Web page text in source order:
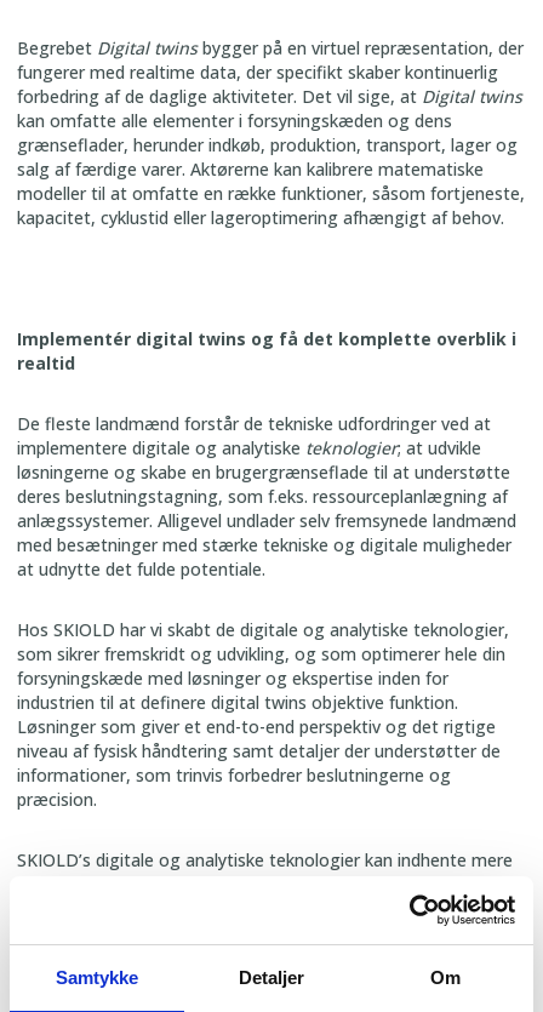
Samtykke Detaljer Om
Begrebet Digital twinsbygger på en virtuel repræsentation, der
fungerer med realtime data, der specifikt skaber kontinuerlig
forbedring af de daglige aktiviteter. Det vil sige, at Digital twins
kan omfatte alle elementer i forsyningskæden og dens
grænseflader, herunder indkøb, produktion, transport, lager og
salg af færdige varer. Aktørerne kan kalibrere matematiske
modeller til at omfatte en række funktioner, såsom fortjeneste,
kapacitet, cyklustid eller lageroptimering afhængigt af behov.
Implementér digital twins og få det komplette overblik i
realtid
De fleste landmænd forstår de tekniske udfordringer ved at
implementere digitale og analytiske teknologier; at udvikle
løsningerne og skabe en brugergrænseflade til at understøtte
deres beslutningstagning, som f.eks. ressourceplanlægning af
anlægssystemer. Alligevel undlader selv fremsynede landmænd
med besætninger med stærke tekniske og digitale muligheder
at udnytte det fulde potentiale.
Hos SKIOLD har vi skabt de digitale og analytiske teknologier,
som sikrer fremskridt og udvikling, og som optimerer hele din
forsyningskæde med løsninger og ekspertise inden for
industrien til at definere digital twins objektive funktion.
Løsninger som giver et end-to-end perspektiv og det rigtige
niveau af fysisk håndtering samt detaljer der understøtter de
informationer, som trinvis forbedrer beslutningerne og
præcision.
SKIOLD’s digitale og analytiske teknologier kan indhente mere
fodring af det enkelte dyr til overblik over flowet af grise i
udfordringer i dagligdagen og øger din mulighed for godt
landmandskab og ”rettidig omhu”. Det hele kommer med